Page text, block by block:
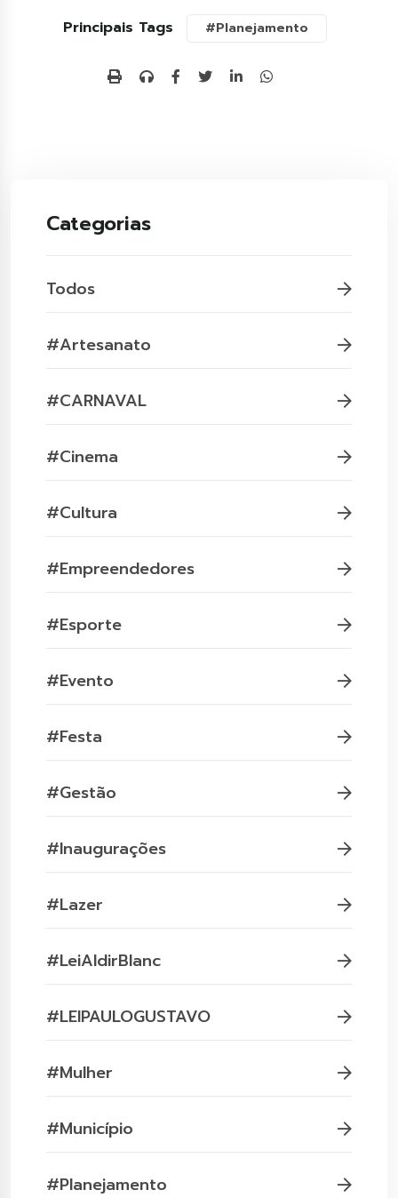
Principais Tags #Planejamento
Categorias
Todos
#Artesanato
#CARNAVAL
#Cinema
#Cultura
#Empreendedores
#Esporte
#Evento
#Festa
#Gestão
#Inaugurações
#Lazer
#LeiAldirBlanc
#LEIPAULOGUSTAVO
#Mulher
#Município
#Planejamento